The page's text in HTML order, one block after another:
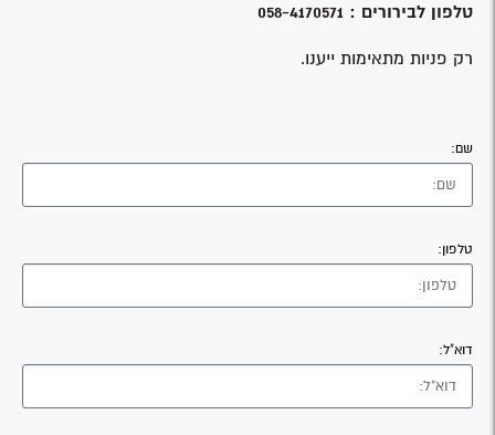
טלפון לבירורים : 058-4170571
רק פניות מתאימות ייענו.
שם:
טלפון:
דוא"ל: